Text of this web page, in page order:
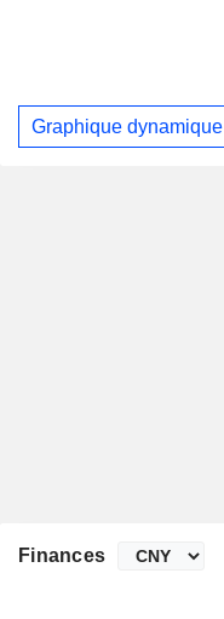
Graphique dynamique
Finances